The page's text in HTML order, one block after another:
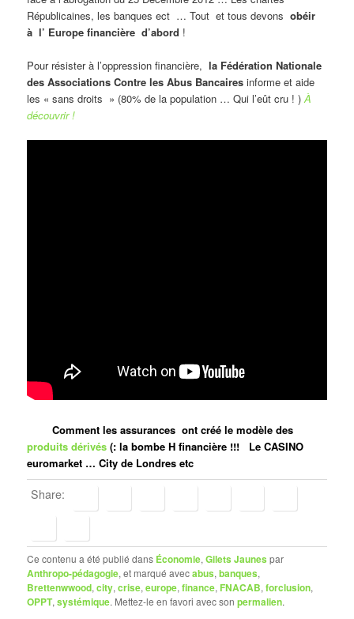
Républicaines, les banques ect … Tout et tous devons obéir
à l’ Europe financière d’abord !
Pour résister à l’oppression financière,la Fédération Nationale
des Associations Contre les Abus Bancaires informe et aide
les « sans droits » (80% de la population … Qui l’eût cru ! )À
découvrir !
Comment les assurances ont créé le modèle des
produits dérivés(: la bombe H financière !!!
Le CASINO
euromarket … City de Londres etc
Share:
Ce contenu a été publié dans Économie,Gilets Jaunes par
Anthropo-pédagogie, et marqué avecabus,banques,
Brettenwwood,city,crise,europe,finance, FNACAB,forclusion,
OPPT,systémique. Mettez-le en favori avec sonpermalien.